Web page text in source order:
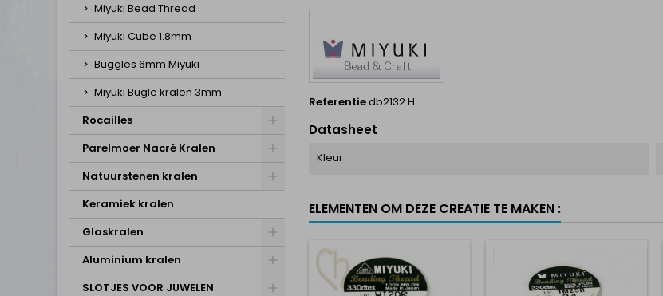
Miyuki Bead Thread
Miyuki Cube 1.8mm
Buggles 6mm Miyuki
Miyuki Bugle kralen 3mm
Rocailles
Parelmoer Nacré Kralen
Natuurstenen kralen
Keramiek kralen
Glaskralen
Aluminium kralen
SLOTJES VOOR JUWELEN
Referentiedb2132 H
Datasheet
Kleur
ELEMENTEN OM DEZE CREATIE TE MAKEN :